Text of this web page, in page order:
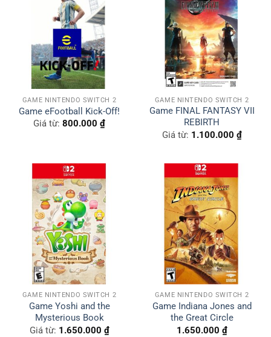
GAME NINTENDO SWITCH 2
Game eFootball Kick-Off!
Giá từ: 800.000 ₫
GAME NINTENDO SWITCH 2
Game FINAL FANTASY VII
REBIRTH
Giá từ: 1.100.000 ₫
GAME NINTENDO SWITCH 2
Game Yoshi and the
Mysterious Book
Giá từ: 1.650.000 ₫
GAME NINTENDO SWITCH 2
Game Indiana Jones and
the Great Circle
1.650.000 ₫